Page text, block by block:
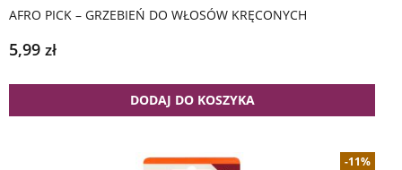
AFRO PICK – GRZEBIEŃ DO WŁOSÓW KRĘCONYCH
5,99 zł
DODAJ DO KOSZYKA
-11%